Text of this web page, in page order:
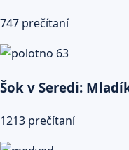
747 prečítaní
Šok v Seredi:
1213 prečítaní